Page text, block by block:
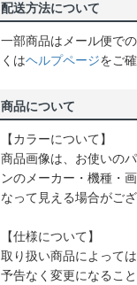
配送方法について
一部商品はメール便で
くはヘルプページをご
商品について
【カラーについて】
商品画像は、お使いの
ンのメーカー・機種・
なって見える場合がご
【仕様について】
取り扱い商品によって
予告なく変更になること